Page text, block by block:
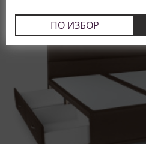
ПО ИЗБОР